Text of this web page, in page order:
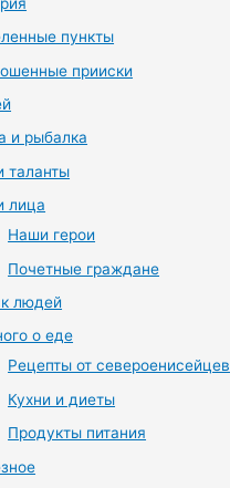
пункты
прииски
и рыбалка
таланты
лица
Наши герои
Почетные граждане
людей
о еде
Рецепты от североенисейцев
Кухни и диеты
Продукты питания